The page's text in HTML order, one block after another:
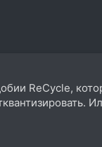
ReCycle,